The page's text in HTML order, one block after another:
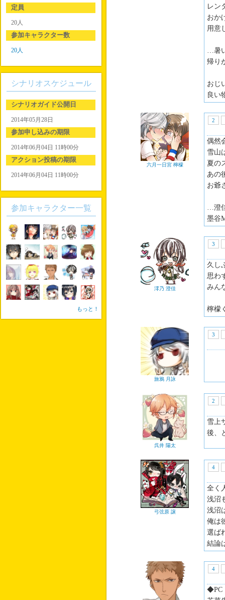
レン
おか
用意
…暑
帰り
おじ
良い
六月一日宮 檸檬
2
偶然
雪山
夏の
あの
お爺
…澄
墨谷
澪乃 澄佳
3
久し
思わ
みん
檸檬
旅鴉 月詠
3
呉井 陽太
2
雪上
後、
弓弦原 譲
4
全く
浅沼
浅沼
俺は
選ば
結論
4
◆PC
定員
20人
参加キャラクター数
20人
シナリオスケジュール
シナリオガイド公開日
2014年05月28日
参加申し込みの期限
2014年06月04日 11時00分
アクション投稿の期限
2014年06月04日 11時00分
参加キャラクター一覧
もっと！